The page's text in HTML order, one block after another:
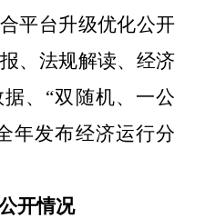
平台升级优化公开
、法规解读、经济
、 “双随机、一公
年发布经济运行分
开情况